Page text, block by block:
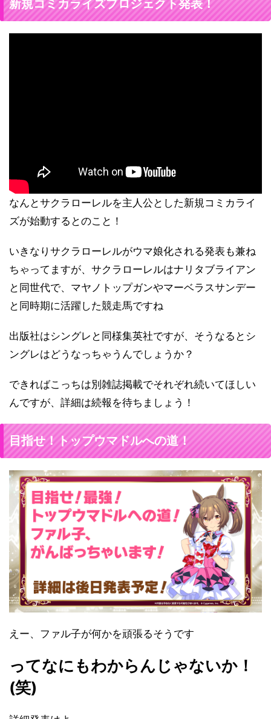
新規コミカライズプロジェクト発表！
なんとサクラローレルを主人公とした新規コミカライ
ズが始動するとのこと！
いきなりサクラローレルがウマ娘化される発表も兼ね
ちゃってますが、サクラローレルはナリタブライアン
と同世代で、マヤノトップガンやマーベラスサンデー
と同時期に活躍した競走馬ですね
出版社はシングレと同様集英社ですが、そうなるとシ
ングレはどうなっちゃうんでしょうか？
できればこっちは別雑誌掲載でそれぞれ続いてほしい
んですが、詳細は続報を待ちましょう！
目指せ！トップウマドルへの道！
えー、ファル子が何かを頑張るそうです
ってなにもわからんじゃないか！
(笑)